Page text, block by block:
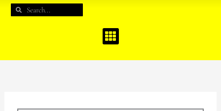
e
t
Search
Search